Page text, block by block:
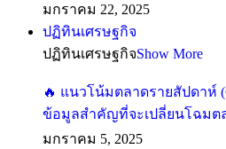
มกราคม 22, 2025
ปฏิทินเศรษฐกิจ
ปฏิทินเศรษฐกิจShow More
แนวโน้มตลาดรายสัปดาห์
ข้อมูลสำคัญที่จะเปลี่ยนโฉมต
มกราคม 5, 2025